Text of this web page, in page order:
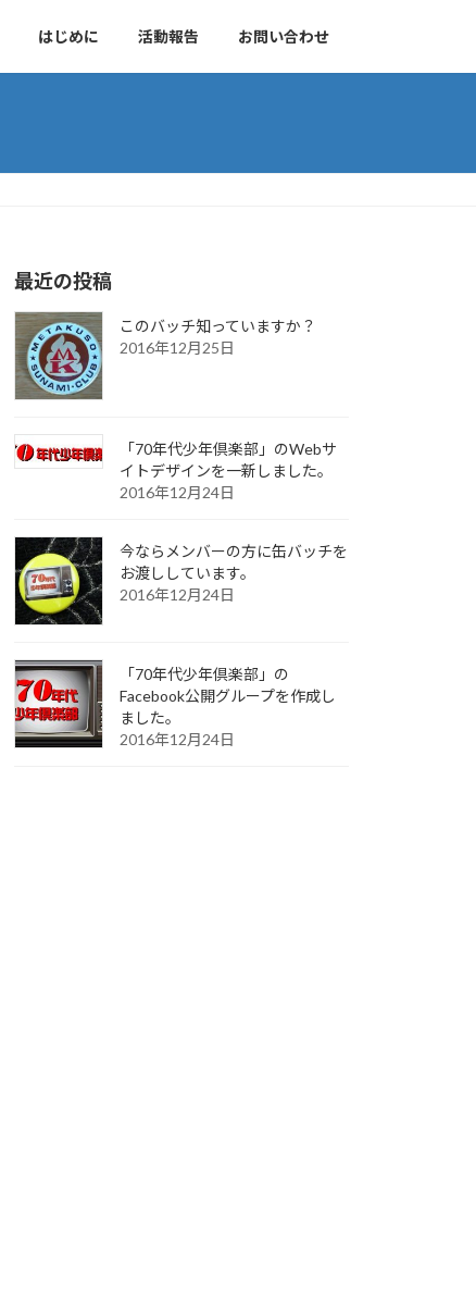
はじめに 活動報告 お問い合わせ
最近の投稿
このバッチ知っていますか？
2016年12月25日
「70年代少年倶楽部」のWebサ
イトデザインを一新しました。
2016年12月24日
今ならメンバーの方に缶バッチを
お渡ししています。
2016年12月24日
「70年代少年倶楽部」の
Facebook公開グループを作成し
ました。
2016年12月24日